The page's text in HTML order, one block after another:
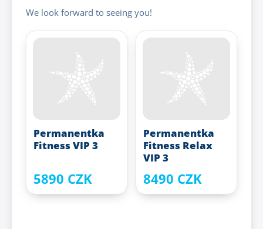
We look forward to seeing you!
Permanentka
Fitness VIP 3
5890 CZK
Permanentka
Fitness Relax
VIP 3
8490 CZK